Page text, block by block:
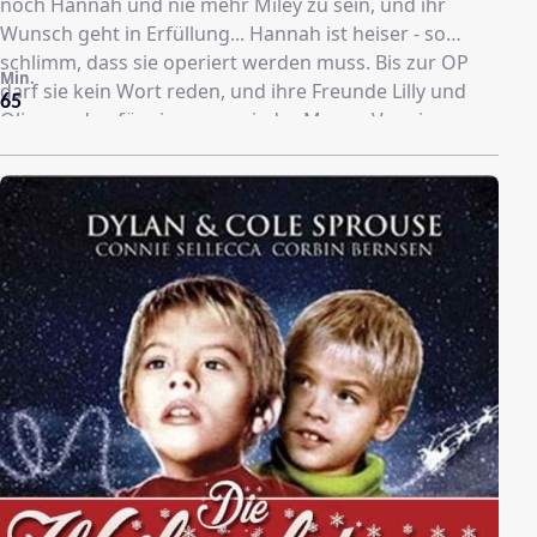
Wunsch geht in Erfüllung... Hannah ist heiser - so
schlimm, dass sie operiert werden muss. Bis zur OP
darf sie kein Wort reden, und ihre Freunde Lilly und
Oliver reden für sie, was zu jeder Menge Verwirrungen
führt...Miley und ihr Vater treffen zufällig auf die Jonas
Brothers. Die sind von Hannah Montana sehr angetan,
noch viel mehr aber von ihrem Songschreiber-Daddy
Robby Ray
65
Min.